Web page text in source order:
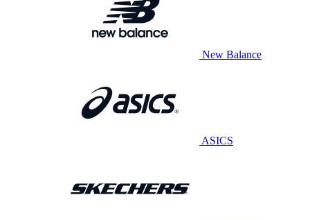
New Balance
ASICS